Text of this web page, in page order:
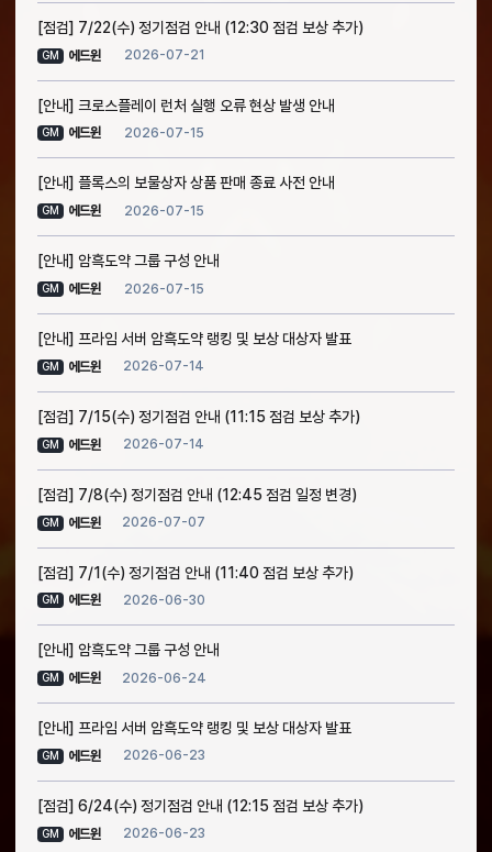
[점검] 7/22(수) 정기점검 안내 (12:30 점검 보상 추가)
GM 에드윈 2026-07-21
[안내] 크로스플레이 런처 실행 오류 현상 발생 안내
GM 에드윈 2026-07-15
[안내] 플록스의 보물상자 상품 판매 종료 사전 안내
GM 에드윈 2026-07-15
[안내] 암흑도약 그룹 구성 안내
GM 에드윈 2026-07-15
[안내] 프라임 서버 암흑도약 랭킹 및 보상 대상자 발표
GM 에드윈 2026-07-14
[점검] 7/15(수) 정기점검 안내 (11:15 점검 보상 추가)
GM 에드윈 2026-07-14
[점검] 7/8(수) 정기점검 안내 (12:45 점검 일정 변경)
GM 에드윈 2026-07-07
[점검] 7/1(수) 정기점검 안내 (11:40 점검 보상 추가)
GM 에드윈 2026-06-30
[안내] 암흑도약 그룹 구성 안내
GM 에드윈 2026-06-24
[안내] 프라임 서버 암흑도약 랭킹 및 보상 대상자 발표
GM 에드윈 2026-06-23
[점검] 6/24(수) 정기점검 안내 (12:15 점검 보상 추가)
GM 에드윈 2026-06-23